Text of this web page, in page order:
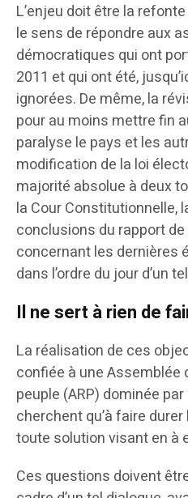
L’enjeu doit être la
le sens de répondre aux
démocratiques qui ont
2011 et qui ont été,
ignorées. De même, la
pour au moins mettre fin
paralyse le pays et les
modification de la loi
majorité absolue à deux
la Cour Constitutionnelle,
conclusions du rapport
concernant les dernières
dans l’ordre du jour d’un
Il ne sert à rien de
La réalisation de ces
confiée à une
peuple (ARP) dominée
cherchent qu’à faire
toute solution visant en à
Ces questions doivent